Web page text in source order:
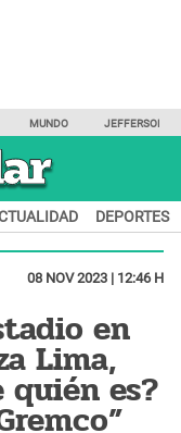
MUNDO JEFFERSON
DEPORTES
08 NOV 2023 | 12:46 H
en
Lima,
es?